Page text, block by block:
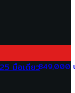
849,000
มือเดียว